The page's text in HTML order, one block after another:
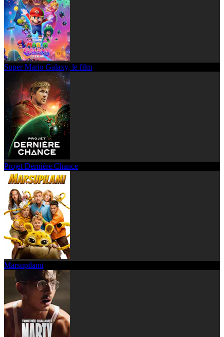
Super Mario Galaxy, le film
Projet Dernière Chance
Marsupilami